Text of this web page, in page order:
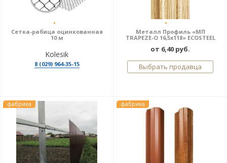
Сетка-рабица оцинкованная
10 м
Kolesik
8 (029) 964-35-15
Металл Профиль «МП
TRAPEZE-O 16,5х118» ECOSTEEL
от 6,40 руб.
Выбрать продавца
фабрика фабрика